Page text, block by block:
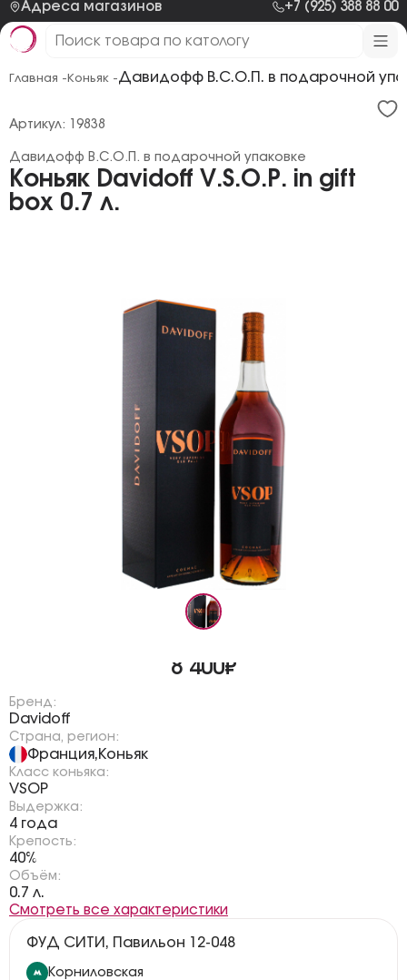
Адреса магазинов +7 (925) 388 88 00
Главная - Коньяк -Давидофф В.С.О.П. в подарочной
Коньяк Davidoff V.S.O.P. in gift
box 0.7 л.
Давидофф В.С.О.П. в подарочной упаковке
Артикул: 19838
8 400₽
Бренд:
Davidoff
Страна, регион:
Франция,Коньяк
Класс коньяка:
VSOP
Выдержка:
4 года
Крепость:
40%
Объём:
0.7 л.
Смотреть все характеристики
ФУД СИТИ, Павильон 12-048
Корниловская